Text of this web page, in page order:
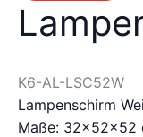
K6-AL-LSC52W
Lampenschirm
Maße: 32×52×52